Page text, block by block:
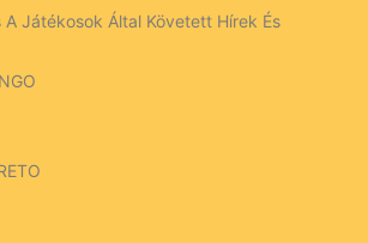
A Játékosok Által Követett Hírek És